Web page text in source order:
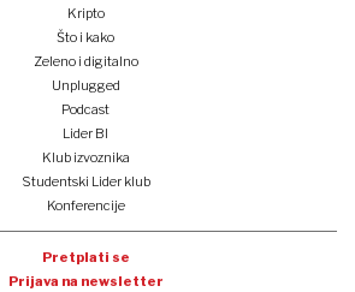
Kripto
Što i kako
Zeleno i digitalno
Unplugged
Podcast
Lider BI
Klub izvoznika
Studentski Lider klub
Konferencije
Pretplati se
Prijava na newsletter